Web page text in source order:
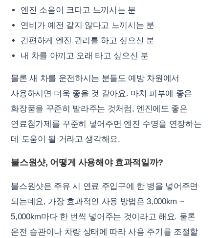
엔진 소음이 크다고 느끼시는 분
연비가 예전 같지 않다고 느끼시는 분
간편하게 엔진 관리를 하고 싶으신 분
내 차를 아끼고 오래 타고 싶으신 분
물론 새 차를 운전하시는 분들도 예방 차원에서
사용하시면 더욱 좋을 것 같아요. 마치 피부에 좋은
화장품을 꾸준히 발라주는 것처럼, 엔진에도 좋은
연료첨가제를 꾸준히 넣어주면 엔진 수명을 연장하는
데 도움이 될 거라고 생각해요.
불스원샷, 어떻게 사용해야 효과적일까?
불스원샷은 주유 시 연료 주입구에 한 병을 넣어주면
되는데요, 가장 효과적인 사용 방법은 3,000km ~
5,000km마다 한 번씩 넣어주는 것이라고 해요. 물론
운전 습관이나 차량 상태에 따라 사용 주기를 조절할